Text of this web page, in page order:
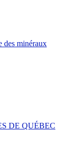
des minéraux
DE QUÉBEC